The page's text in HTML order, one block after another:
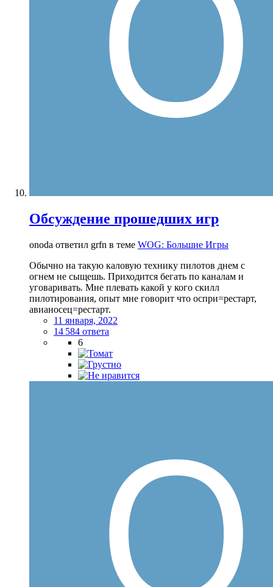
Обсуждение прошедших игр
onoda ответил grfn в теме WOG: Большие Игры
Обычно на такую каловую технику пилотов днем с
огнем не сыщешь. Приходится бегать по каналам и
уговаривать. Мне плевать какой у кого скилл
пилотирования, опыт мне говорит что оспри=рестарт,
авианосец=рестарт.
11 января, 2022
14 584 ответа
6